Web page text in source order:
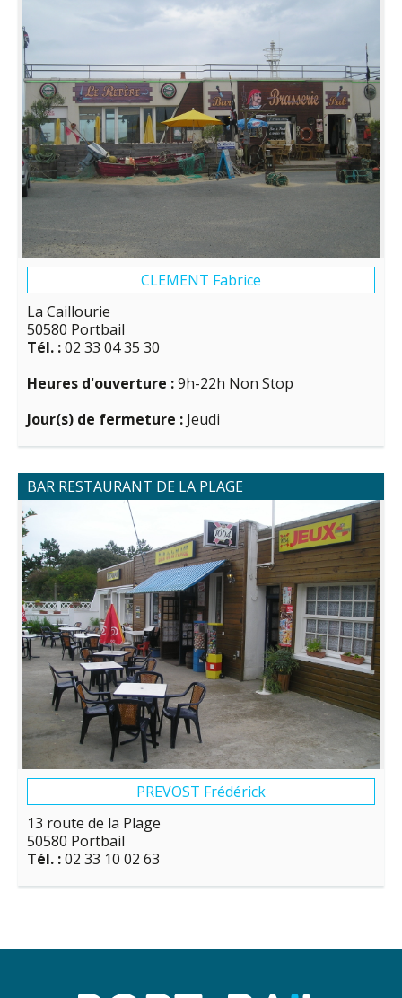
CLEMENT Fabrice
La Caillourie
50580 Portbail
Tél. :02 33 04 35 30
Heures d'ouverture :9h-22h Non Stop
Jour(s) de fermeture : Jeudi
BAR RESTAURANT DE LA PLAGE
PREVOST Frédérick
13 route de la Plage
50580 Portbail
Tél. :02 33 10 02 63